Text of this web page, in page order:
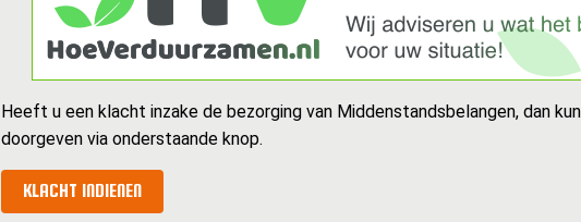
Heeft u een klacht inzake de bezorging van Middenstandsbelangen, dan
doorgeven via onderstaande knop.
KLACHT INDIENEN